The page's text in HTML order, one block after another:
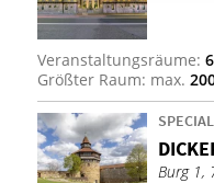
Veranstaltungsräume: 6
Größter Raum: max.
Burg 1,